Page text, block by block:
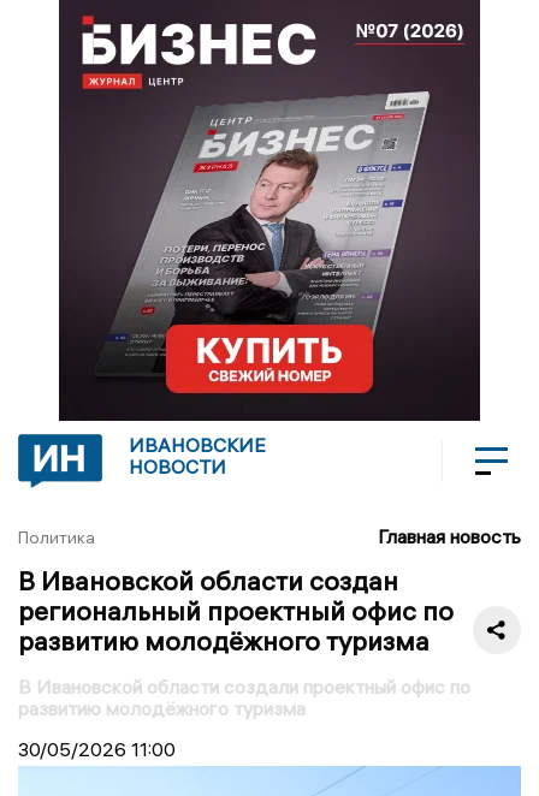
ИВАНОВСКИЕ
НОВОСТИ
Политика Главная новость
В Ивановской области создан
региональный проектный офис по
развитию молодёжного туризма
В Ивановской области создали проектный офис по
развитию молодёжного туризма
30/05/2026 11:00